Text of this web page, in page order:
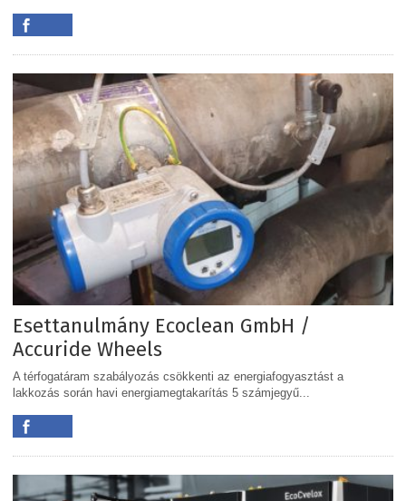
Esettanulmány Ecoclean GmbH /
Accuride Wheels
A térfogatáram szabályozás csökkenti az energiafogyasztást a
lakkozás során havi energiamegtakarítás 5 számjegyű...